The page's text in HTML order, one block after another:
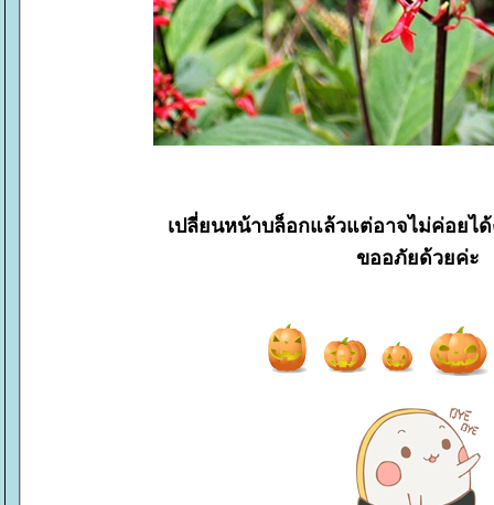
เปลี่ยนหน้าบล็อกแล้วแต่อาจไม่ค่อยไ
ขออภัยด้วยค่ะ